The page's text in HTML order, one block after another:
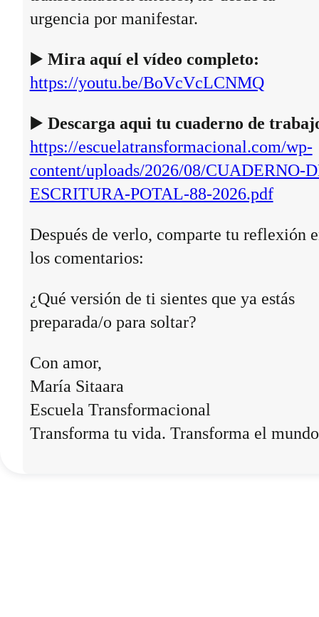
urgencia por manifestar.
▶️ Mira aquí el vídeo completo:
https://youtu.be/BoVcVcLCNMQ
▶️ Descarga aqui tu cuaderno de
https://escuelatransformacional.com/wp-
content/uploads/2026/08/CUADERNO-
ESCRITURA-POTAL-88-2026.pdf
Después de verlo, comparte tu reflexión
los comentarios:
¿Qué versión de ti sientes que ya estás
preparada/o para soltar?
Con amor,
María Sitaara
Escuela Transformacional
Transforma tu vida. Transforma el